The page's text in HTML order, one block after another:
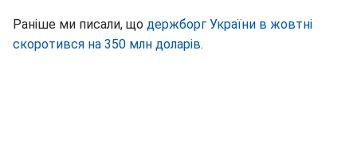
Раніше ми писали, що держборг України в жовтні
скоротився на 350 млн доларів.